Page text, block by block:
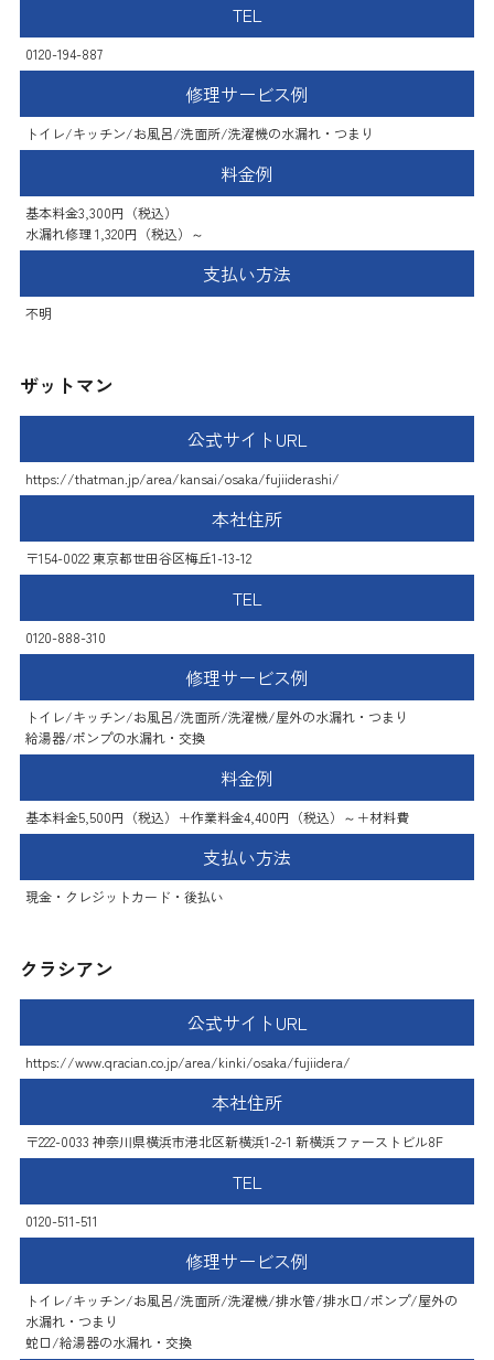
TEL
0120-194-887
修理サービス例
トイレ/キッチン/お風呂/洗面所/洗濯機の水漏れ・つまり
料金例
基本料金3,300円（税込）
水漏れ修理 1,320円（税込）～
支払い方法
不明
ザットマン
公式サイトURL
https://thatman.jp/area/kansai/osaka/fujiiderashi/
本社住所
〒154-0022 東京都世田谷区梅丘1-13-12
TEL
0120-888-310
修理サービス例
トイレ/キッチン/お風呂/洗面所/洗濯機/屋外の水漏れ・つまり
給湯器/ポンプの水漏れ・交換
料金例
基本料金5,500円（税込）＋作業料金4,400円（税込）～＋材料費
支払い方法
現金・クレジットカード・後払い
クラシアン
公式サイトURL
https://www.qracian.co.jp/area/kinki/osaka/fujiidera/
本社住所
〒222-0033 神奈川県横浜市港北区新横浜1-2-1 新横浜ファーストビル8F
TEL
0120-511-511
修理サービス例
トイレ/キッチン/お風呂/洗面所/洗濯機/排水管/排水口/ポンプ/屋外の
水漏れ・つまり
蛇口/給湯器の水漏れ・交換